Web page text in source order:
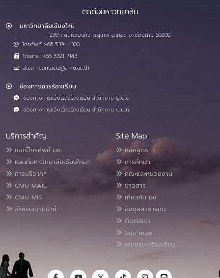
ติดต่อมหาวิทยาลัย
มหาวิทยาลัยเชียงใหม่
239 ถนนห้วยแก้ว ต.สุเทพ อ.เมือง จ.เชียงใหม่ 50200
โทรศัพท์ :+66 5394 1300
โทรสาร : +66 5321 7143
อีเมล : contacts@cmu.ac.th
ช่องทางการร้องเรียน
ช่องทางการแจ้งเรื่องร้องเรียน สำนักงาน ป.ป.ช.
ช่องทางการแจ้งเรื่องร้องเรียน สำนักงาน ป.ป.ท.
บริการสำคัญ
เบอร์โทรศัพท์ มช.
แผนที่มหาวิทยาลัยเชียงใหม่
การบริจาค*
CMU MAIL
CMU MIS
สำหรับเจ้าหน้าที่
Site Map
หลักสูตร
การศึกษา
คณะและหน่วยงาน
ข่าวสาร
เกี่ยวกับ มช.
ข้อมูลสาธารณะ
ติดต่อเรา
Site map
เสนอแนะ/ร้องเรียน